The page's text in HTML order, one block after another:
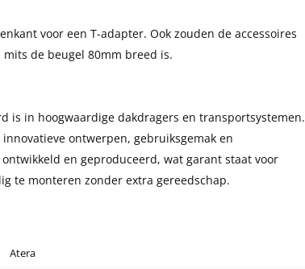
voor een T-adapter. Ook zouden de accessoires
de beugel 80mm breed is.
is in hoogwaardige dakdragers en transportsystemen.
ontwerpen, gebruiksgemak en
en geproduceerd, wat garant staat voor
te monteren zonder extra gereedschap.
Atera